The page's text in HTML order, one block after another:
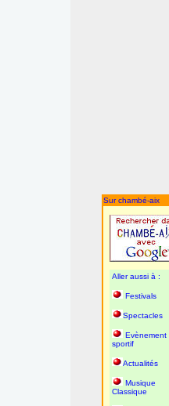
Sur chambé-aix
Aller aussi à :
Festivals
Spectacles
Evènement
sportif
Actualités
Musique
Classique